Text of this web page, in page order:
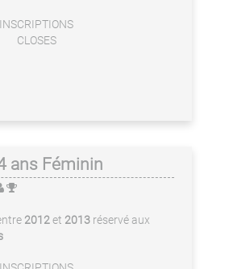
INSCRIPTIONS
CLOSES
ans Féminin
2012et 2013 réservé aux